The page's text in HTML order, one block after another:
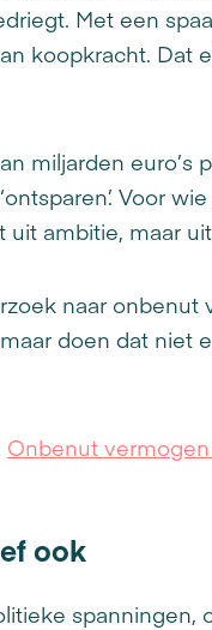
Met een
koopkracht. Dat
miljarden euro’s
Voor
ambitie, maar
naar
doen dat niet
Onbenut
ook
spanningen,